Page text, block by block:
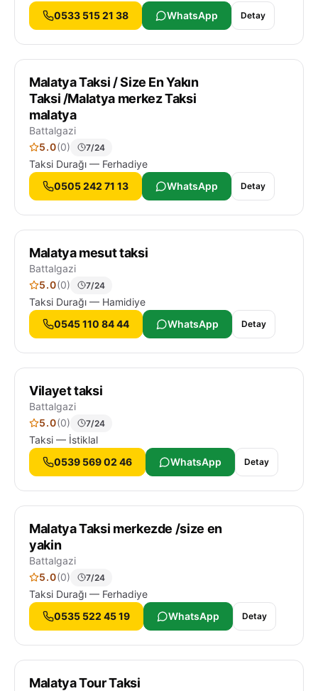
0533 515 21 38
WhatsApp Detay
Malatya Taksi / Size En Yakın
Taksi /Malatya merkez Taksi
malatya
Battalgazi
5.0(0) 7/24
Taksi Durağı — Ferhadiye
0505 242 71 13
WhatsApp Detay
Malatya mesut taksi
Battalgazi
5.0(0) 7/24
Taksi Durağı — Hamidiye
0545 110 84 44
WhatsApp Detay
Vilayet taksi
Battalgazi
5.0(0) 7/24
Taksi — İstiklal
0539 569 02 46
WhatsApp Detay
Malatya Taksi merkezde /size en
yakin
Battalgazi
5.0(0) 7/24
Taksi Durağı — Ferhadiye
0535 522 45 19
WhatsApp Detay
Malatya Tour Taksi